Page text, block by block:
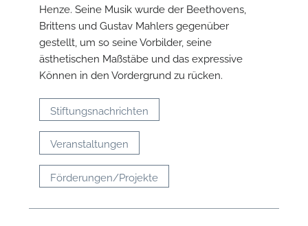
Henze. Seine Musik wurde der Beethovens,
Brittens und Gustav Mahlers gegenüber
gestellt, um so seine Vorbilder, seine
ästhetischen Maßstäbe und das expressive
Können in den Vordergrund zu rücken.
Stiftungsnachrichten
Veranstaltungen
Förderungen/Projekte